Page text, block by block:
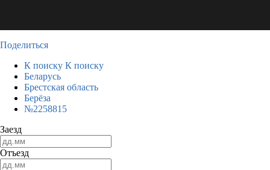
Поделиться
К поиску К поиску
Беларусь
Брестская область
Берёза
№2258815
Заезд
Отъезд